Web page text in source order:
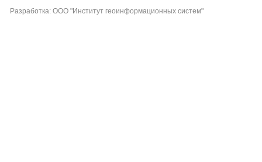
Разработка: ООО "Институт геоинформационных систем"